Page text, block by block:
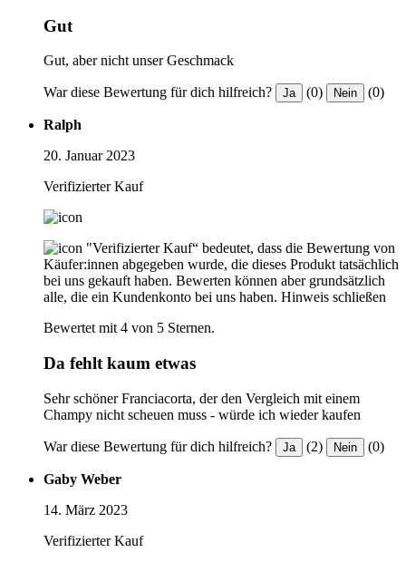
Gut
Gut, aber nicht unser Geschmack
War diese Bewertung für dich hilfreich? Ja (0) Nein (0)
Ralph
20. Januar 2023
Verifizierter Kauf
"Verifizierter Kauf“ bedeutet, dass die Bewertung von
Käufer:innen abgegeben wurde, die dieses Produkt tatsächlich
bei uns gekauft haben. Bewerten können aber grundsätzlich
alle, die ein Kundenkonto bei uns haben. Hinweis schließen
Bewertet mit 4 von 5 Sternen.
Da fehlt kaum etwas
Sehr schöner Franciacorta, der den Vergleich mit einem
Champy nicht scheuen muss - würde ich wieder kaufen
War diese Bewertung für dich hilfreich? Ja (2) Nein (0)
Gaby Weber
14. März 2023
Verifizierter Kauf